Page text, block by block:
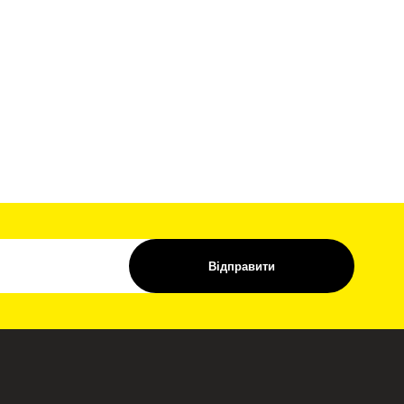
Відправити